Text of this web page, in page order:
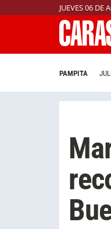
JUEVES 06 DE
PAMPITA